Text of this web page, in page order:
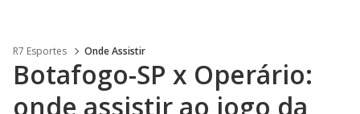
R7 Esportes Onde Assistir
Botafogo-SP x Operário:
onde assistir ao jogo da